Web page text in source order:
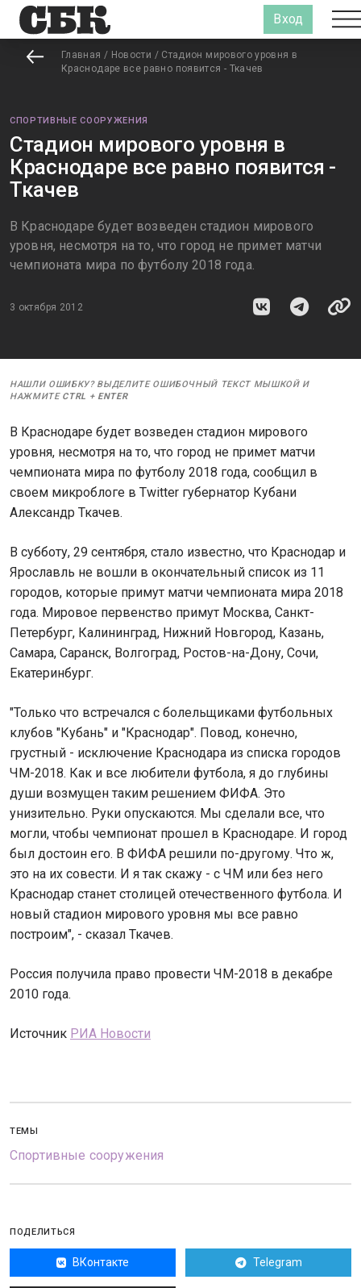
Вход
Главная / Новости / Стадион мирового уровня в
Краснодаре все равно появится - Ткачев
СПОРТИВНЫЕ СООРУЖЕНИЯ
Стадион мирового уровня в
Краснодаре все равно появится -
Ткачев
В Краснодаре будет возведен стадион мирового
уровня, несмотря на то, что город не примет матчи
чемпионата мира по футболу 2018 года.
3 октября 2012
НАШЛИ ОШИБКУ? ВЫДЕЛИТЕ ОШИБОЧНЫЙ ТЕКСТ МЫШКОЙ И
НАЖМИТЕ CTRL + ENTER
В Краснодаре будет возведен стадион мирового
уровня, несмотря на то, что город не примет матчи
чемпионата мира по футболу 2018 года, сообщил в
своем микроблоге в Twitter губернатор Кубани
Александр Ткачев.
В субботу, 29 сентября, стало известно, что Краснодар и
Ярославль не вошли в окончательный список из 11
городов, которые примут матчи чемпионата мира 2018
года. Мировое первенство примут Москва, Санкт-
Петербург, Калининград, Нижний Новгород, Казань,
Самара, Саранск, Волгоград, Ростов-на-Дону, Сочи,
Екатеринбург.
"Только что встречался с болельщиками футбольных
клубов "Кубань" и "Краснодар". Повод, конечно,
грустный - исключение Краснодара из списка городов
ЧМ-2018. Как и все любители футбола, я до глубины
души возмущен таким решением ФИФА. Это
унизительно. Руки опускаются. Мы сделали все, что
могли, чтобы чемпионат прошел в Краснодаре. И город
был достоин его. В ФИФА решили по-другому. Что ж,
это на их совести. И я так скажу - с ЧМ или без него
Краснодар станет столицей отечественного футбола. И
новый стадион мирового уровня мы все равно
построим", - сказал Ткачев.
Россия получила право провести ЧМ-2018 в декабре
2010 года.
Источник РИА Новости
ТЕМЫ
Спортивные сооружения
ПОДЕЛИТЬСЯ
ВКонтакте Telegram